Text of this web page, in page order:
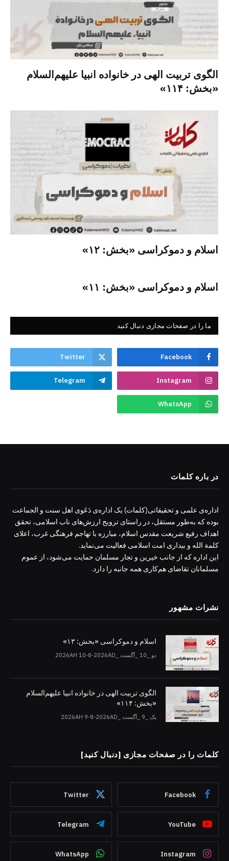
الگوی تربیت الهی در خانواده انبیا‌‌ علیهم‌السلام
«بخش: ۱۱۴»
اسلام و دموکراسی «بخش: ۱۲»
اسلام و دموکراسی «بخش: ۱۱»
ما را در صفحات مجازی دنبال کنید
Facebook
Twitter
Instagram
Telegram
WhatsApp
در باره کلمات
اداره‌ی علمی و تحقیقاتی(کلمات) یک اداره‌ی دَعَوی اهل سنت و الجماعت
بوده که به‌طور مستقل، در راستای ترویج ارزش‌های ناب اسلامی، تحقق
اهداف رفیع شریعت مقدس اسلام، مبارزه با تهاجم فرهنگی غرب، اعلای
کلمة الله و بیداری امت اسلامی فعالیت می‌نماید.
این اداره که از جانب خیرین و تجار مسلمان حمایت می‌شود، از عموم
مسلمانان تقاضای هم‌کاری همه جانبه را دارد.
نشرات مشهور
اسلام و دموکراسی «بخش: ۱۳»
دو _10 _آگست _2026AH 10-8-2026AD
الگوی تربیت الهی در خانواده انبیا‌‌ علیهم‌السلام
«بخش: ۱۱۴»
یک _9 _آگست _2026AH 9-8-2026AD
کلمات را در صفحات مجازی [دنبال کنید]
Facebook
Twitter
YouTube
Telegram
Instagram
WhatsApp